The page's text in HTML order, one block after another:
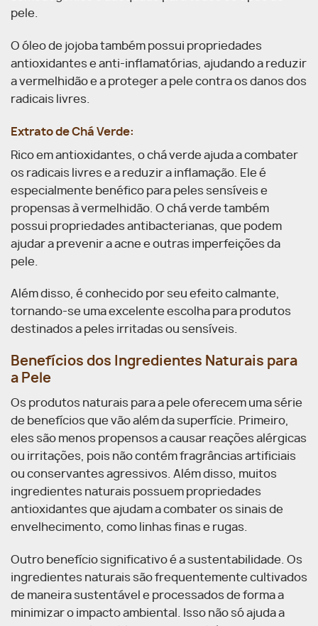
pele.
O óleo de jojoba também possui propriedades
antioxidantes e anti-inflamatórias, ajudando a reduzir
a vermelhidão e a proteger a pele contra os danos dos
radicais livres.
Extrato de Chá Verde:
Rico em antioxidantes, o chá verde ajuda a combater
os radicais livres e a reduzir a inflamação. Ele é
especialmente benéfico para peles sensíveis e
propensas à vermelhidão. O chá verde também
possui propriedades antibacterianas, que podem
ajudar a prevenir a acne e outras imperfeições da
pele.
Além disso, é conhecido por seu efeito calmante,
tornando-se uma excelente escolha para produtos
destinados a peles irritadas ou sensíveis.
Benefícios dos Ingredientes Naturais para
a Pele
Os produtos naturais para a pele oferecem uma série
de benefícios que vão além da superfície. Primeiro,
eles são menos propensos a causar reações alérgicas
ou irritações, pois não contém fragrâncias artificiais
ou conservantes agressivos. Além disso, muitos
ingredientes naturais possuem propriedades
antioxidantes que ajudam a combater os sinais de
envelhecimento, como linhas finas e rugas.
Outro benefício significativo é a sustentabilidade. Os
ingredientes naturais são frequentemente cultivados
de maneira sustentável e processados de forma a
minimizar o impacto ambiental. Isso não só ajuda a